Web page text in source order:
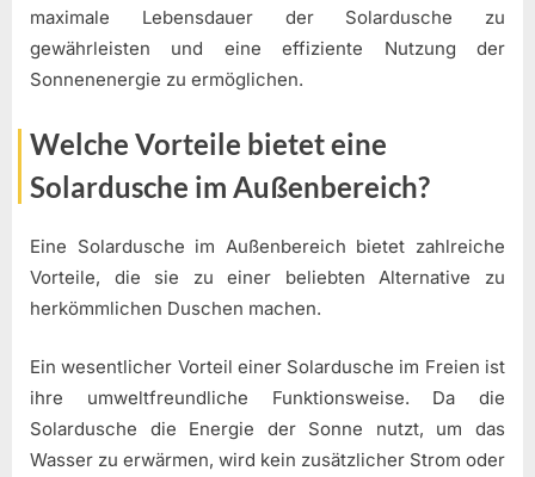
maximale Lebensdauer der Solardusche zu
gewährleisten und eine effiziente Nutzung der
Sonnenenergie zu ermöglichen.
Welche Vorteile bietet eine
Solardusche im Außenbereich?
Eine Solardusche im Außenbereich bietet zahlreiche
Vorteile, die sie zu einer beliebten Alternative zu
herkömmlichen Duschen machen.
Ein wesentlicher Vorteil einer Solardusche im Freien ist
ihre umweltfreundliche Funktionsweise. Da die
Solardusche die Energie der Sonne nutzt, um das
Wasser zu erwärmen, wird kein zusätzlicher Strom oder